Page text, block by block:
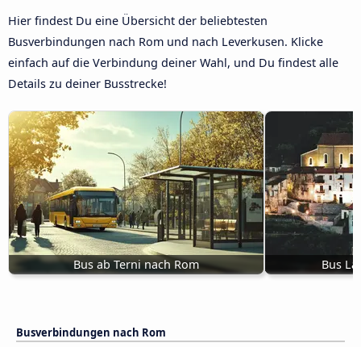
Hier findest Du eine Übersicht der beliebtesten
Busverbindungen nach Rom und nach Leverkusen. Klicke
einfach auf die Verbindung deiner Wahl, und Du findest alle
Details zu deiner Busstrecke!
Bus ab Terni nach Rom Bus
Busverbindungen nach Rom